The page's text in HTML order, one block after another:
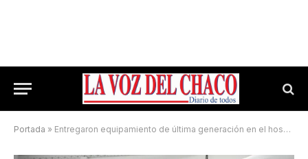
Portada » Entregaron equipamiento de última generación en el hospital de Fontana